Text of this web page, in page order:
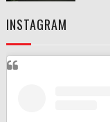
INSTAGRAM